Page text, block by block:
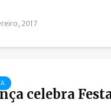
2017
celebra